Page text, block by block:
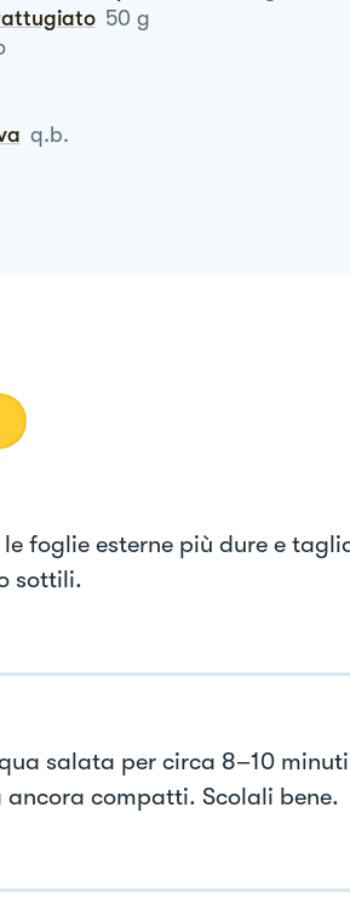
50 g
q.b.
foglie esterne più dure e
sottili.
salata per circa 8–10
compatti. Scolali bene.